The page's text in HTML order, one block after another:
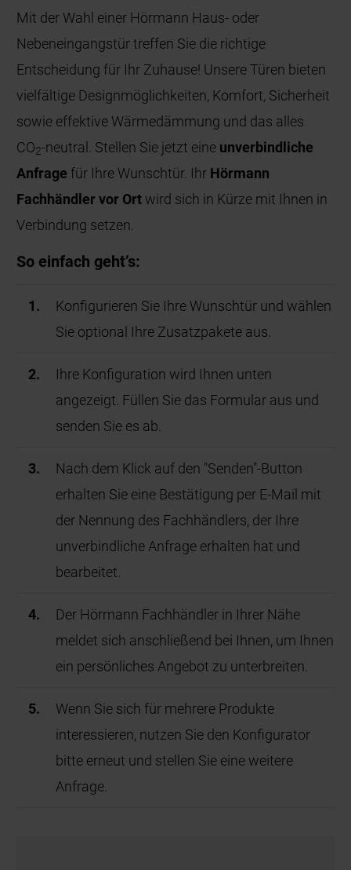
Mit der Wahl einer Hörmann Haus- oder
Nebeneingangstür treffen Sie die richtige
Entscheidung für Ihr Zuhause! Unsere Türen bieten
vielfältige Designmöglichkeiten, Komfort, Sicherheit
sowie effektive Wärmedämmung und das alles
CO2-neutral. Stellen Sie jetzt eine unverbindliche
Anfrage für Ihre Wunschtür. Ihr Hörmann
Fachhändler vor Ort wird sich in Kürze mit Ihnen in
Verbindung setzen.
So einfach geht’s:
Konfigurieren Sie Ihre Wunschtür und wählen
Sie optional Ihre Zusatzpakete aus.
Ihre Konfiguration wird Ihnen unten
angezeigt. Füllen Sie das Formular aus und
senden Sie es ab.
Nach dem Klick auf den "Senden"-Button
erhalten Sie eine Bestätigung per E-Mail mit
der Nennung des Fachhändlers, der Ihre
unverbindliche Anfrage erhalten hat und
bearbeitet.
Der Hörmann Fachhändler in Ihrer Nähe
meldet sich anschließend bei Ihnen, um Ihnen
ein persönliches Angebot zu unterbreiten.
Wenn Sie sich für mehrere Produkte
interessieren, nutzen Sie den Konfigurator
bitte erneut und stellen Sie eine weitere
Anfrage.